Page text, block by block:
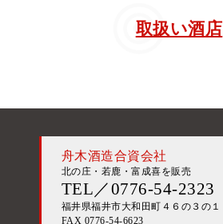
取扱い酒店
舟木酒造合資会社
北の庄・若鹿・富成喜を販売
TEL／0776-54-2323
福井県福井市大和田町４６の３の１
FAX 0776-54-6623